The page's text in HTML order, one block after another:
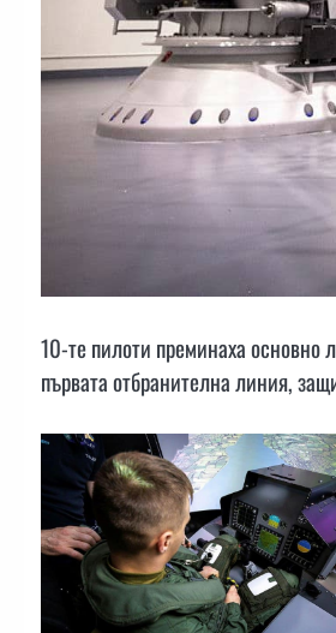
10-те пилоти преминаха основно
първата отбранителна линия,